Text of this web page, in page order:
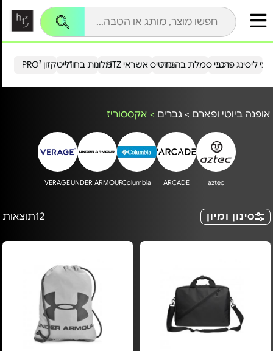
הייטקזון PRO²מלונות בחו"ל כרטיס אשראי HTZ ליסינג פרטירכבי סמלת בהנחה
אופנה ביוטי ופארם > גברים > אקססוריז
aztec
ARCADE
Columbia
UNDER ARMOUR
VERAGE
סינון ומיון 12תוצאות